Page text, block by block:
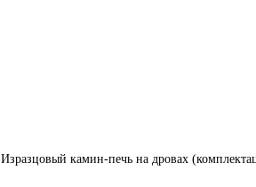
камин-печь на дровах